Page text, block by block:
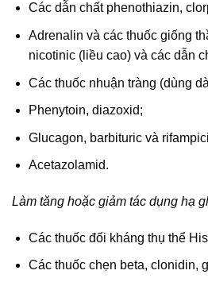
Các dẫn chất phenothiazin,
Adrenalin và các thuốc giống
nicotinic (liều cao) và các dẫn
Các thuốc nhuận tràng (dùng
Phenytoin, diazoxid;
Glucagon, barbituric và
Acetazolamid.
Làm tăng hoặc giảm tác dụng hạ
Các thuốc đối kháng thụ thể
Các thuốc chẹn beta, clonidin,